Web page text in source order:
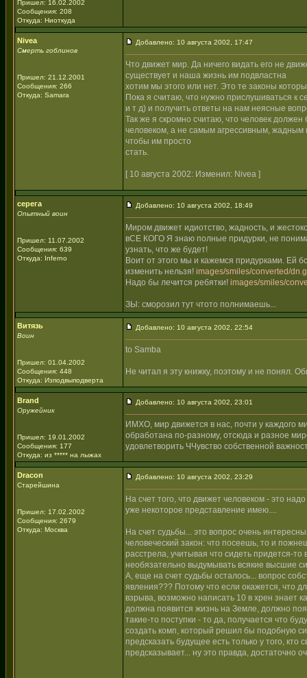
Пришел: 16.02.2002
Сообщения: 208
Откуда: Ниоткуда
Nivea
Смерть гоблинов
Пришел: 21.12.2001
Сообщения: 266
Откуда: Samara
Добавлено: 10 августа 2002, 17:47
Что движет мир. Да ничего видать его не
существует и наша жизнь им подвластна
хотим мы этого или нет. Это те законы
Пока я считаю, что нужно прислушиваться к
и т д) и получить ответы на нам неясные
Так же я скромно считаю, что человек должен
человеком, а не самым агрессивным,
чтобы им просто
стать.
[ 10 августа 2002: Изменил: Nivea ]
серега
Опытный воин
Пришел: 11.07.2002
Сообщения: 639
Откуда: Inferno
Добавлено: 10 августа 2002, 18:49
Миром движет идиотство, жадность, и
вСЕ КОГО Я знаю полные придурки, не
узнать, что же будет!
Воит от этого мы и кажемся придурками. Ей
изменить нельзя! images/smiles/converted/
Надо бы лечится ребятки! images/smiles/
ЗЫ: сморозил тут чтото полнимаешь...
Витязь
Воин
Пришел: 01.04.2002
Сообщения: 448
Откуда: Изподвыподверта
Добавлено: 10 августа 2002, 22:54
to Samba
Не читал я эту книжку, поэтому и не понял.
Brand
Оружейник
Пришел: 19.01.2002
Сообщения: 177
Откуда: из ***** на лыжах
Добавлено: 10 августа 2002, 23:01
ИМХО, мир движется в нас, почти у каждого
обработана по-разному, отсюда и разное
удовлетворить ЧЧувство собственной
Dracon
Старейшина
Пришел: 17.02.2002
Сообщения: 2679
Откуда: Москва
Добавлено: 10 августа 2002, 23:29
На счет того, что движет человеком - это
уже некоторое представление имею....
На счет судьбы... это вопрос очень
человеческий закон: что посеешь, то и
расстрела, учитывая что сидеть придется-
необязательно выдумывать всякие высшие
А, еще на счет судьбы осталось... вопрос
явления??? Потому что если окажется, что
взрыва, возможно написать 10 в хрен знает
должна появится жизнь на Земле, должно
такие-то поступки - то да, получается что
создать комп, который решил бы подобную
предсказать будущее есть только у того,
предсказывает... ну это правда, достаточно